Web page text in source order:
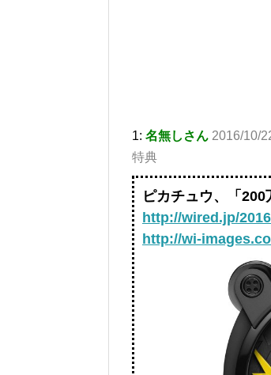
1: 名無しさん 2016/10/
特典
ピカチュウ、「
http://wired.jp/
http://wi-